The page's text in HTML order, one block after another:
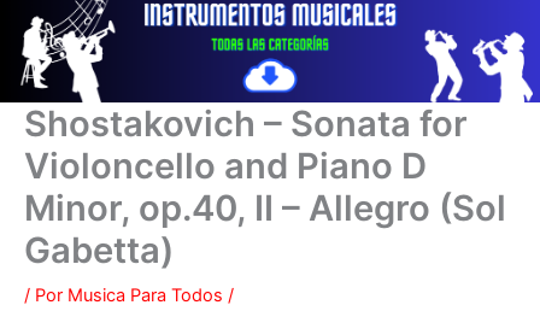
Shostakovich – Sonata for
Violoncello and Piano D
Minor, op.40, II – Allegro (Sol
Gabetta)
/ Por Musica Para Todos /